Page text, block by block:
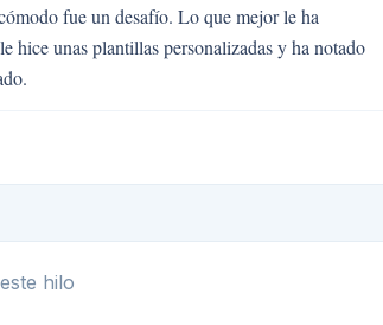
fue un desafío. Lo que mejor le ha
hice unas plantillas personalizadas y ha notado
hilo